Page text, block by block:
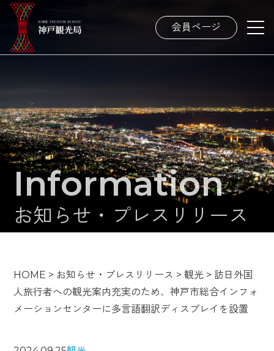
会員ページ
Information
お知らせ・プレスリリース
HOME > お知らせ・プレスリリース >観光 > 訪日外国
人旅行者への観光案内充実のため、神戸市総合インフォ
メーションセンターに多言語翻訳ディスプレイを設置